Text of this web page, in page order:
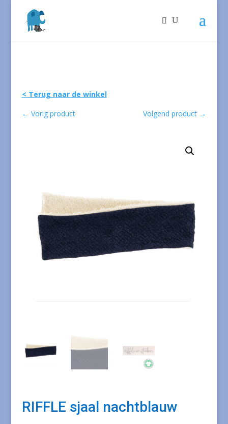
< Terug naar de winkel
← Vorig product Volgend product →
RIFFLE sjaal nachtblauw